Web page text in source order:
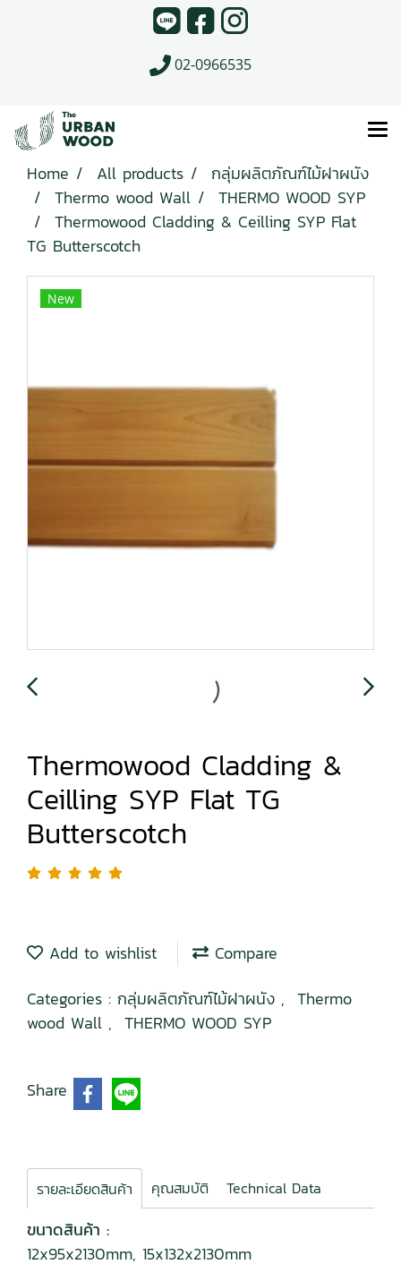
02-0966535
Home All products
กลุ่มผลิตภัณฑ์ไม้ฝาผนัง
Thermo wood Wall
THERMO WOOD SYP
Thermowood Cladding & Ceilling SYP Flat
TG Butterscotch
New
Thermowood Cladding &
Ceilling SYP Flat TG
Butterscotch
Add to wishlist
Compare
Categories : กลุ่มผลิตภัณฑ์ไม้ฝาผนัง , Thermo
wood Wall , THERMO WOOD SYP
Share
รายละเอียดสินค้า คุณสมบัติ Technical Data
ขนาดสินค้า :
12x95x2130mm, 15x132x2130mm